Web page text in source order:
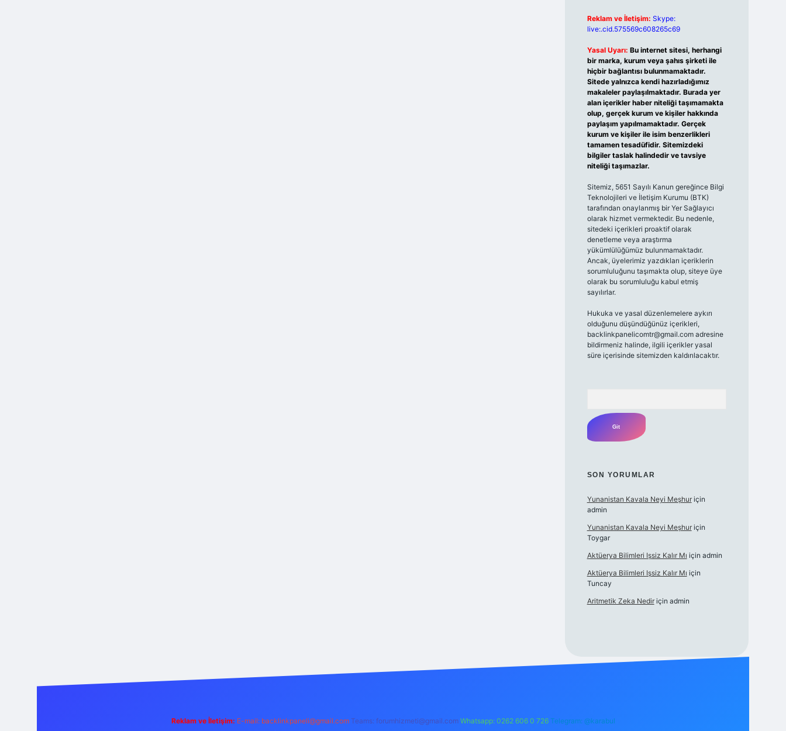
Reklam ve İletişim: Skype:
live:.cid.575569c608265c69
Yasal Uyarı: Bu internet sitesi, herhangi
bir marka, kurum veya şahıs şirketi ile
hiçbir bağlantısı bulunmamaktadır.
Sitede yalnızca kendi hazırladığımız
makaleler paylaşılmaktadır. Burada yer
alan içerikler haber niteliği taşımamakta
olup, gerçek kurum ve kişiler hakkında
paylaşım yapılmamaktadır. Gerçek
kurum ve kişiler ile isim benzerlikleri
tamamen tesadüfidir. Sitemizdeki
bilgiler taslak halindedir ve tavsiye
niteliği taşımazlar.
Sitemiz, 5651 Sayılı Kanun gereğince Bilgi
Teknolojileri ve İletişim Kurumu (BTK)
tarafından onaylanmış bir Yer Sağlayıcı
olarak hizmet vermektedir. Bu nedenle,
sitedeki içerikleri proaktif olarak
denetleme veya araştırma
yükümlülüğümüz bulunmamaktadır.
Ancak, üyelerimiz yazdıkları içeriklerin
sorumluluğunu taşımakta olup, siteye üye
olarak bu sorumluluğu kabul etmiş
sayılırlar.
Hukuka ve yasal düzenlemelere aykırı
olduğunu düşündüğünüz içerikleri,
backlinkpanelicomtr@gmail.comadresine
bildirmeniz halinde, ilgili içerikler yasal
süre içerisinde sitemizden kaldırılacaktır.
SON YORUMLAR
Yunanistan Kavala Neyi Meşhuriçin
admin
Yunanistan Kavala Neyi Meşhuriçin
Toygar
Aktüerya Bilimleri Işsiz Kalır Mı için admin
Aktüerya Bilimleri Işsiz Kalır Mı için
Tuncay
Aritmetik Zeka Nediriçin admin
Reklam ve İletişim: E-mail: backlinkpaneli@gmail.com Teams: forumhizmeti@gmail.com Whatsapp: 0262 606 0 726 Telegram: @karabul